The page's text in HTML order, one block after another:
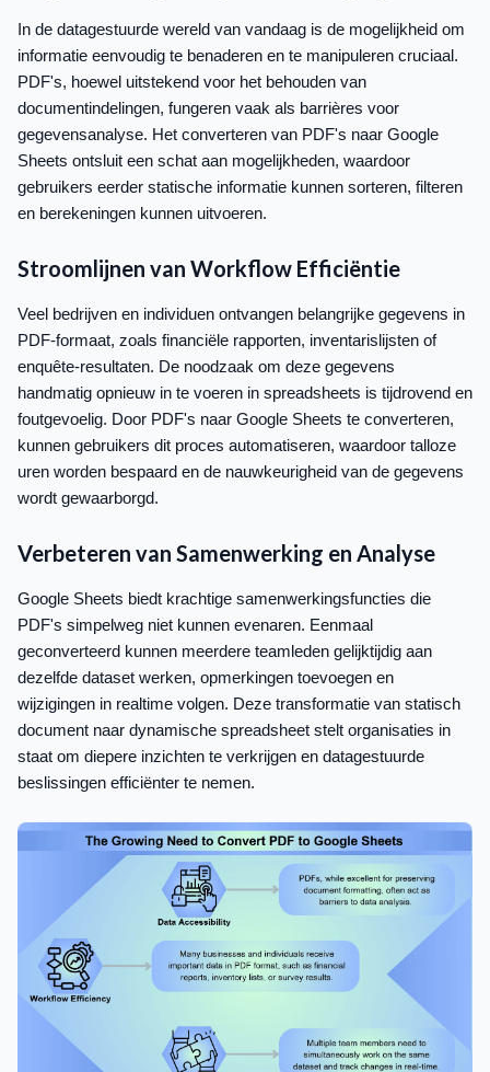
In de datagestuurde wereld van vandaag is de mogelijkheid om
informatie eenvoudig te benaderen en te manipuleren cruciaal.
PDF's, hoewel uitstekend voor het behouden van
documentindelingen, fungeren vaak als barrières voor
gegevensanalyse. Het converteren van PDF's naar Google
Sheets ontsluit een schat aan mogelijkheden, waardoor
gebruikers eerder statische informatie kunnen sorteren, filteren
en berekeningen kunnen uitvoeren.
Stroomlijnen van Workflow Efficiëntie
Veel bedrijven en individuen ontvangen belangrijke gegevens in
PDF-formaat, zoals financiële rapporten, inventarislijsten of
enquête-resultaten. De noodzaak om deze gegevens
handmatig opnieuw in te voeren in spreadsheets is tijdrovend en
foutgevoelig. Door PDF's naar Google Sheets te converteren,
kunnen gebruikers dit proces automatiseren, waardoor talloze
uren worden bespaard en de nauwkeurigheid van de gegevens
wordt gewaarborgd.
Verbeteren van Samenwerking en Analyse
Google Sheets biedt krachtige samenwerkingsfuncties die
PDF's simpelweg niet kunnen evenaren. Eenmaal
geconverteerd kunnen meerdere teamleden gelijktijdig aan
dezelfde dataset werken, opmerkingen toevoegen en
wijzigingen in realtime volgen. Deze transformatie van statisch
document naar dynamische spreadsheet stelt organisaties in
staat om diepere inzichten te verkrijgen en datagestuurde
beslissingen efficiënter te nemen.